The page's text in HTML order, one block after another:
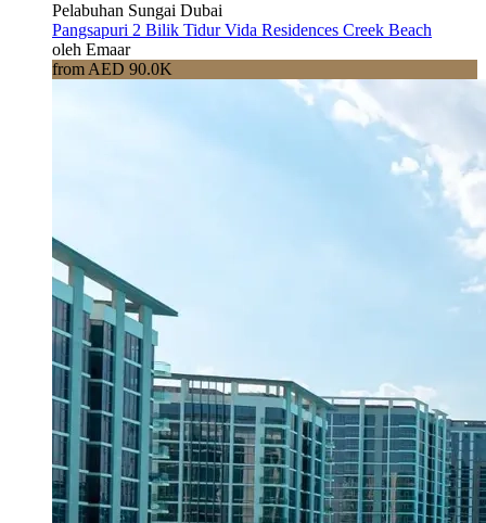
Pelabuhan Sungai Dubai
Pangsapuri 2 Bilik Tidur Vida Residences Creek Beach
oleh Emaar
from AED 90.0K